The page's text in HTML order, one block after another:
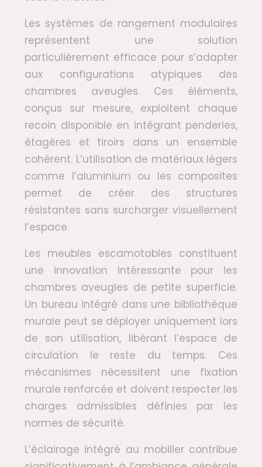
Les systèmes de rangement modulaires
représentent une solution
particulièrement efficace pour s’adapter
aux configurations atypiques des
chambres aveugles. Ces éléments,
conçus sur mesure, exploitent chaque
recoin disponible en intégrant penderies,
étagères et tiroirs dans un ensemble
cohérent. L’utilisation de matériaux légers
comme l’aluminium ou les composites
permet de créer des structures
résistantes sans surcharger visuellement
l’espace.
Les meubles escamotables constituent
une innovation intéressante pour les
chambres aveugles de petite superficie.
Un bureau intégré dans une bibliothèque
murale peut se déployer uniquement lors
de son utilisation, libérant l’espace de
circulation le reste du temps. Ces
mécanismes nécessitent une fixation
murale renforcée et doivent respecter les
charges admissibles définies par les
normes de sécurité.
L’éclairage intégré au mobilier contribue